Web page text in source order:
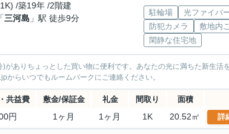
/築19年 /2階建
「三河島 」駅 徒歩9分
駐輪場 光ファイバ
防犯カメラ
敷地内
閑静な住宅地
ありちょっとした買い物に便利です。あなたの光に満ちた新生活
らいつでもルームパークにご連絡ください。
共益費 敷金/保証金 礼金 間取り 面積
円 1ヶ月 1ヶ月 1K 20.52㎡ 詳